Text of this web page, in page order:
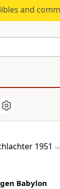
and
1951
Babylon